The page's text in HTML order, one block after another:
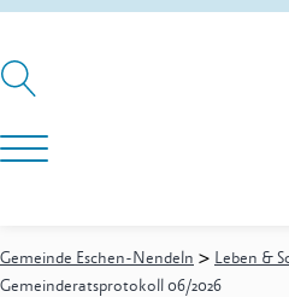
Gemeinde Eschen-Nendeln > Leben &
Gemeinderatsprotokoll 06/2026